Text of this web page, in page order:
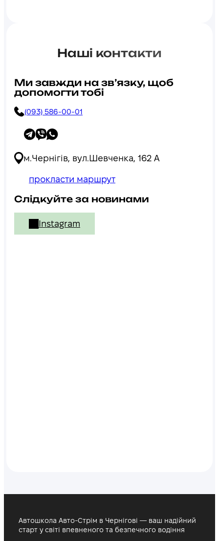
Наші контакти
Ми завжди на зв’язку, щоб
допомогти тобі
(093) 586-00-01
м.Чернігів, вул.Шевченка, 162 А
прокласти маршрут
Слідкуйте за новинами
Instagram
Автошкола Авто-Стрім в Чернігові — ваш надійний
старт у світі впевненого та безпечного водіння